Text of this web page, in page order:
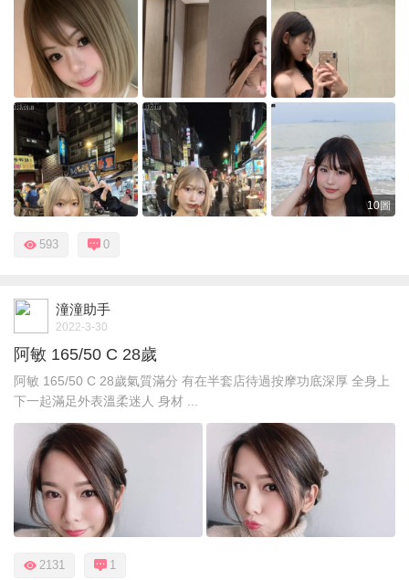
10圖
593 0
潼潼助手
2022-3-30
阿敏 165/50 C 28歲
阿敏 165/50 C 28歲氣質滿分 有在半套店待過按摩功底深厚 全身上
下一起滿足外表溫柔迷人 身材 ...
2131 1